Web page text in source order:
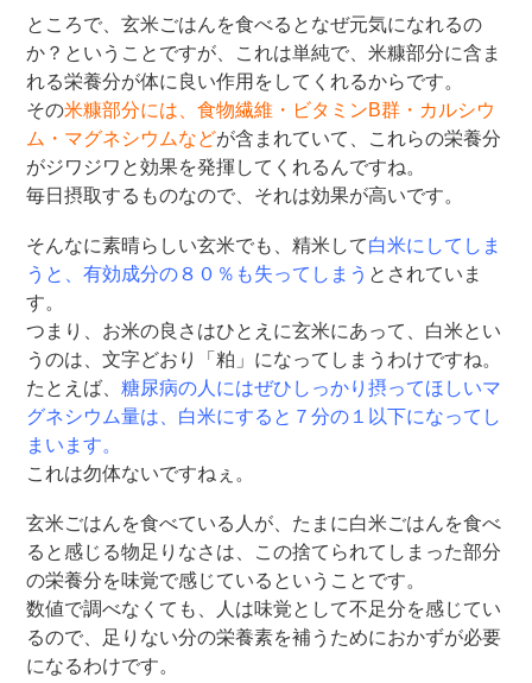
ところで、玄米ごはんを食べるとなぜ元気になれるの
か？ということですが、これは単純で、米糠部分に含ま
れる栄養分が体に良い作用をしてくれるからです。
その米糠部分には、食物繊維・ビタミンB群・カルシウ
ム・マグネシウムなどが含まれていて、これらの栄養分
がジワジワと効果を発揮してくれるんですね。
毎日摂取するものなので、それは効果が高いです。
そんなに素晴らしい玄米でも、精米して白米にしてしま
うと、有効成分の８０％も失ってしまう とされていま
す。
つまり、お米の良さはひとえに玄米にあって、白米とい
うのは、文字どおり「粕」になってしまうわけですね。
たとえば、糖尿病の人にはぜひしっかり摂ってほしいマ
グネシウム量は、白米にすると７分の１以下になってし
まいます。
これは勿体ないですねぇ。
玄米ごはんを食べている人が、たまに白米ごはんを食べ
ると感じる物足りなさは、この捨てられてしまった部分
の栄養分を味覚で感じているということです。
数値で調べなくても、人は味覚として不足分を感じてい
るので、足りない分の栄養素を補うためにおかずが必要
になるわけです。